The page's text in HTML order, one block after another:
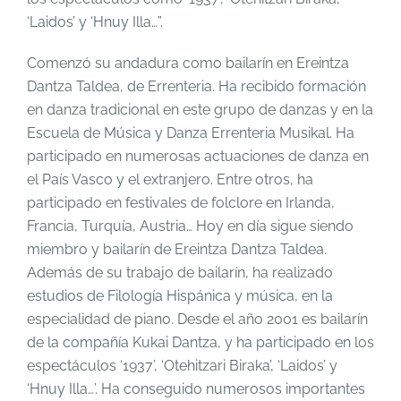
‘Laidos’ y ‘Hnuy Illa…”.
Comenzó su andadura como bailarín en Ereintza
Dantza Taldea, de Errenteria. Ha recibido formación
en danza tradicional en este grupo de danzas y en la
Escuela de Música y Danza Errenteria Musikal. Ha
participado en numerosas actuaciones de danza en
el País Vasco y el extranjero. Entre otros, ha
participado en festivales de folclore en Irlanda,
Francia, Turquía, Austria… Hoy en día sigue siendo
miembro y bailarín de Ereintza Dantza Taldea.
Además de su trabajo de bailarín, ha realizado
estudios de Filología Hispánica y música, en la
especialidad de piano. Desde el año 2001 es bailarín
de la compañía Kukai Dantza, y ha participado en los
espectáculos ‘1937’, ‘Otehitzari Biraka’, ‘Laidos’ y
‘Hnuy Illa…’. Ha conseguido numerosos importantes